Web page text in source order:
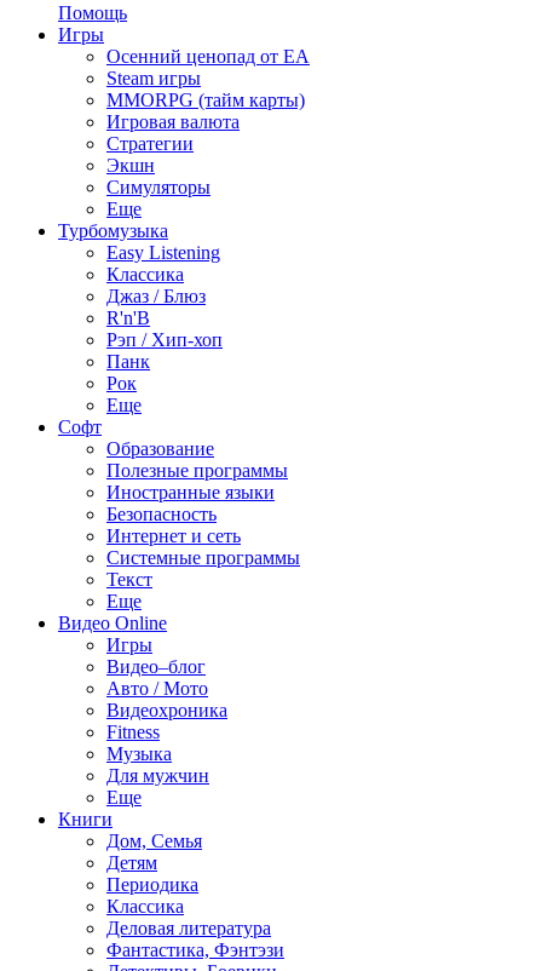
Помощь
Игры
Осенний ценопад от EA
Steam игры
MMORPG (тайм карты)
Игровая валюта
Стратегии
Экшн
Симуляторы
Еще
Турбомузыка
Easy Listening
Классика
Джаз / Блюз
R'n'B
Рэп / Хип-хоп
Панк
Рок
Еще
Софт
Образование
Полезные программы
Иностранные языки
Безопасность
Интернет и сеть
Системные программы
Текст
Еще
Видео Online
Игры
Видео–блог
Авто / Мото
Видеохроника
Fitness
Музыка
Для мужчин
Еще
Книги
Дом, Семья
Детям
Периодика
Классика
Деловая литература
Фантастика, Фэнтэзи